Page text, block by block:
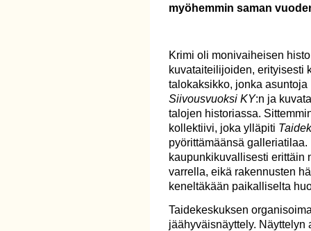
myöhemmin saman
Krimi oli monivaiheisen
kuvataiteilijoiden, erityisesti
talokaksikko, jonka
Siivousvuoksi KY:n ja
talojen historiassa.
kollektiivi, joka ylläpiti
pyörittämäänsä
kaupunkikuvallisesti erittäin
varrella, eikä rakennusten
keneltäkään paikalliselta
Taidekeskuksen
jäähyväisnäyttely. Näyttelyn